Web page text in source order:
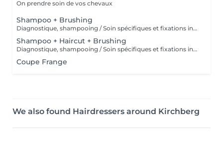
On prendre soin de vos chevaux
Shampoo + Brushing
Diagnostique, shampooing / Soin spécifiques et fixations inclus
Shampoo + Haircut + Brushing
Diagnostique, shampooing / Soin spécifiques et fixations inclus
Coupe Frange
We also found Hairdressers around Kirchberg